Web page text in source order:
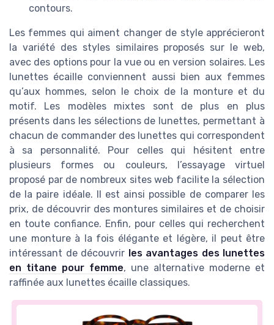
contours.
Les femmes qui aiment changer de style apprécieront
la variété des styles similaires proposés sur le web,
avec des options pour la vue ou en version solaires. Les
lunettes écaille conviennent aussi bien aux femmes
qu’aux hommes, selon le choix de la monture et du
motif. Les modèles mixtes sont de plus en plus
présents dans les sélections de lunettes, permettant à
chacun de commander des lunettes qui correspondent
à sa personnalité. Pour celles qui hésitent entre
plusieurs formes ou couleurs, l’essayage virtuel
proposé par de nombreux sites web facilite la sélection
de la paire idéale. Il est ainsi possible de comparer les
prix, de découvrir des montures similaires et de choisir
en toute confiance. Enfin, pour celles qui recherchent
une monture à la fois élégante et légère, il peut être
intéressant de découvrir les avantages des lunettes
en titane pour femme, une alternative moderne et
raffinée aux lunettes écaille classiques.